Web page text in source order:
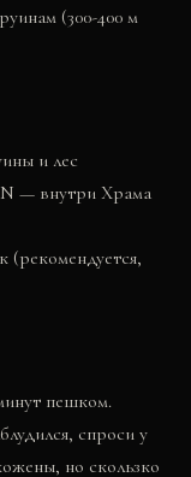
(300-400 м
и лес
— внутри Храма
(рекомендуется,
пешком.
спроси у
но скользко